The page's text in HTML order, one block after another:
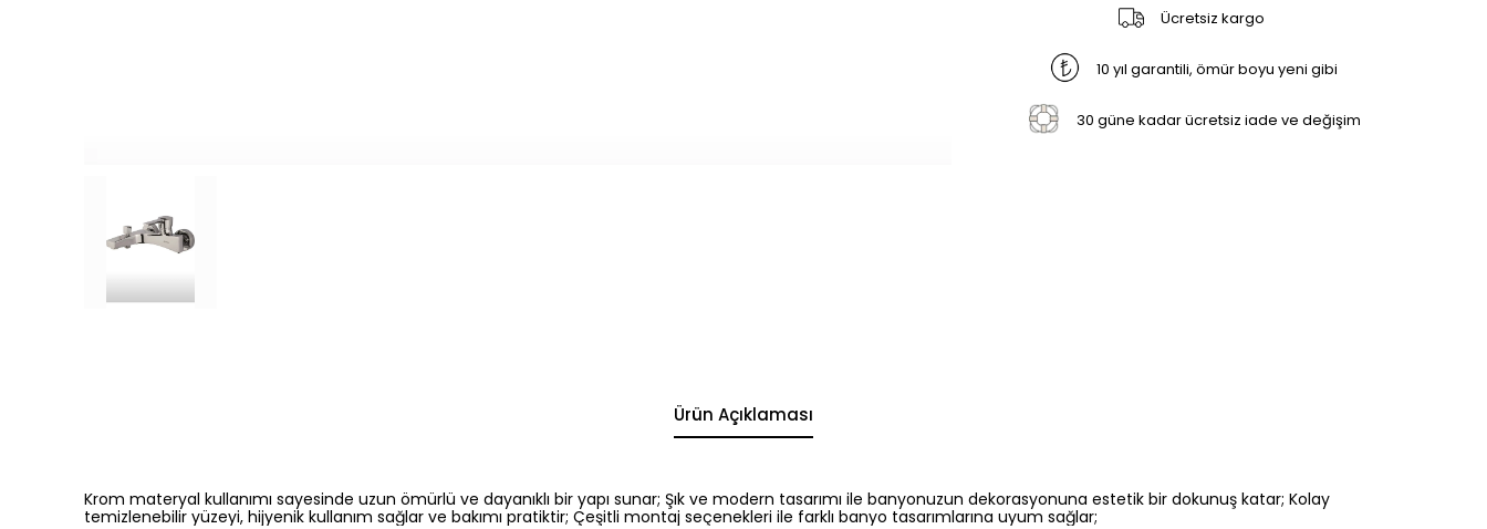
Ücretsiz kargo
10 yıl garantili, ömür boyu yeni gibi
30 güne kadar ücretsiz iade ve değişim
Ürün Açıklaması
Krom materyal kullanımı sayesinde uzun ömürlü ve dayanıklı bir yapı sunar; Şık ve modern tasarımı ile banyonuzun dekorasyonuna estetik bir dokunuş katar; Kolay
temizlenebilir yüzeyi, hijyenik kullanım sağlar ve bakımı pratiktir; Çeşitli montaj seçenekleri ile farklı banyo tasarımlarına uyum sağlar;